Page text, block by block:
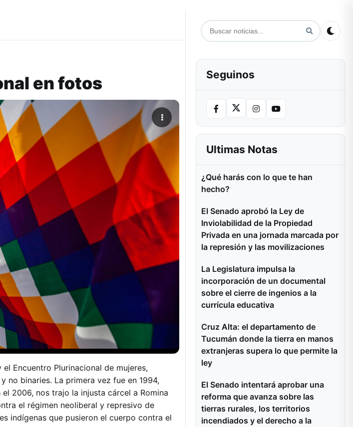
en fotos
Encuentro Plurinacional de mujeres,
no binaries. La primera vez fue en 1994,
2006, nos trajo la injusta cárcel a Romina
el régimen neoliberal y represivo de
indígenas que pusieron el cuerpo contra el
Seguinos
Ultimas Notas
¿Qué harás con lo que te han
hecho?
El Senado aprobó la Ley de
Inviolabilidad de la Propiedad
Privada en una jornada marcada por
la represión y las movilizaciones
La Legislatura impulsa la
incorporación de un documental
sobre el cierre de ingenios a la
currícula educativa
Cruz Alta: el departamento de
Tucumán donde la tierra en manos
extranjeras supera lo que permite la
ley
El Senado intentará aprobar una
reforma que avanza sobre las
tierras rurales, los territorios
incendiados y el derecho a la